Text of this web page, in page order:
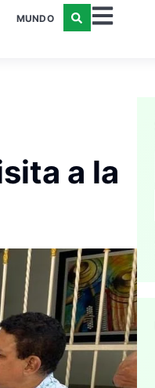
MUNDO
a la